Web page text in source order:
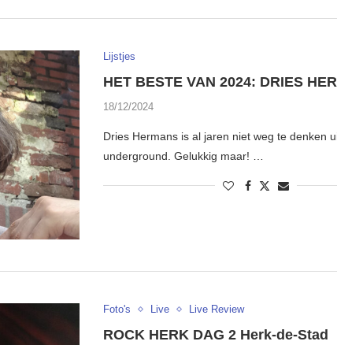
Lijstjes
HET BESTE VAN 2024: DRIES
18/12/2024
Dries Hermans is al jaren niet weg te denken
underground. Gelukkig maar! …
Foto's Live Live Review
ROCK HERK DAG 2 Herk-de-Stad